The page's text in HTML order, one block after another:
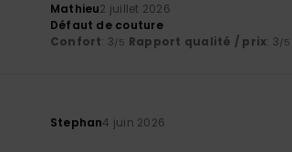
Mathieu2 juillet 2026
Défaut de couture
Confort: 3/5 Rapport qualité / prix: 3/5
Stephan4 juin 2026